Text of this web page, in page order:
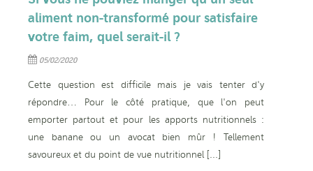
aliment non-transformé pour satisfaire
votre faim, quel serait-il ?
05/02/2020
Cette question est difficile mais je vais tenter d'y
répondre… Pour le côté pratique, que l'on peut
emporter partout et pour les apports nutritionnels :
une banane ou un avocat bien mûr ! Tellement
savoureux et du point de vue nutritionnel [...]